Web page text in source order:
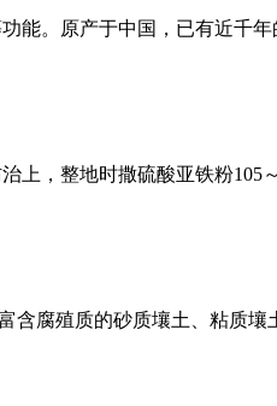
能。原产于中国，已有近千
上，整地时撒硫酸亚铁粉105
腐殖质的砂质壤土、粘质壤